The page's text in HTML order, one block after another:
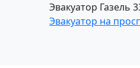
Эвакуатор Газель
Эвакуатор на